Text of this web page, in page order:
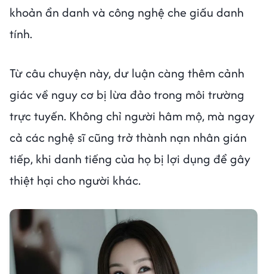
khoản ẩn danh và công nghệ che giấu danh
tính.
Từ câu chuyện này, dư luận càng thêm cảnh
giác về nguy cơ bị lừa đảo trong môi trường
trực tuyến. Không chỉ người hâm mộ, mà ngay
cả các nghệ sĩ cũng trở thành nạn nhân gián
tiếp, khi danh tiếng của họ bị lợi dụng để gây
thiệt hại cho người khác.